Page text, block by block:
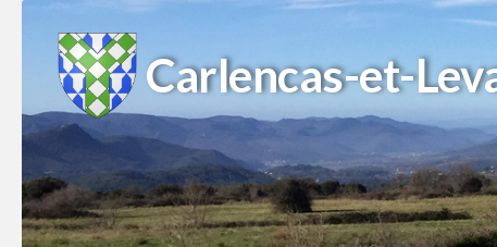
Skip to content
Carlencas-et-